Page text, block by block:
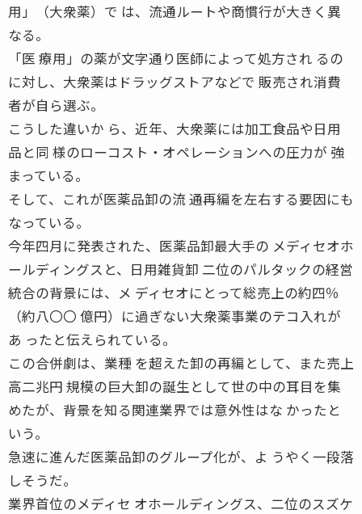
用」（大衆薬）で は、流通ルートや商慣行が大きく異
なる。
「医 療用」の薬が文字通り医師によって処方され るの
に対し、大衆薬はドラッグストアなどで 販売され消費
者が自ら選ぶ。
こうした違いか ら、近年、大衆薬には加工食品や日用
品と同 様のローコスト・オペレーションへの圧力が 強
まっている。
そして、これが医薬品卸の流 通再編を左右する要因にも
なっている。
今年四月に発表された、医薬品卸最大手の メディセオホ
ールディングスと、日用雑貨卸 二位のパルタックの経営
統合の背景には、メ ディセオにとって総売上の約四％
（約八〇〇 億円）に過ぎない大衆薬事業のテコ入れが
あ ったと伝えられている。
この合併劇は、業種 を超えた卸の再編として、また売上
高二兆円 規模の巨大卸の誕生として世の中の耳目を集
めたが、背景を知る関連業界では意外性はな かったと
いう。
急速に進んだ医薬品卸のグループ化が、よ うやく一段落
しそうだ。
業界首位のメディセ オホールディングス、二位のスズケ